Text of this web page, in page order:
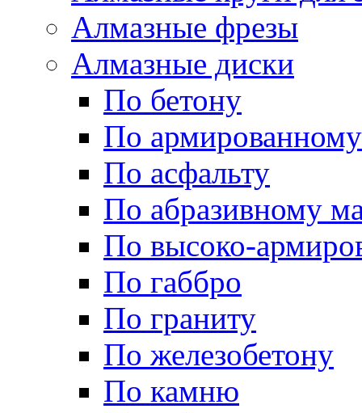
Алмазные фрезы
Алмазные диски
По бетону
По
По асфальту
По абразивному
По высоко-
По габбро
По граниту
По железобетону
По камню